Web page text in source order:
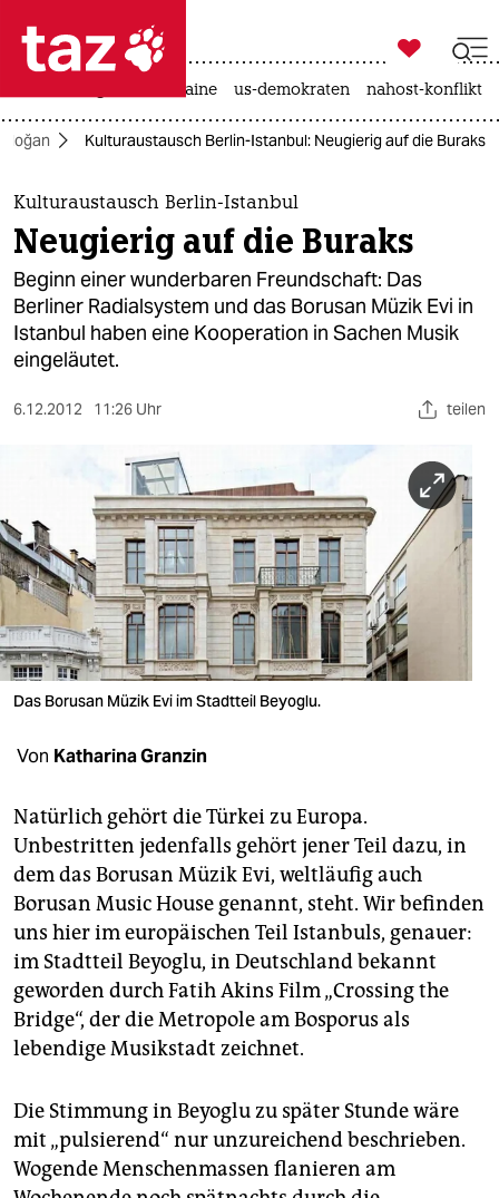
 taz zahl ich
taz zahl ich
themen
politik
öko
gesellschaft
kultur
nord
wahrheit
verlag
verlag
fragen & hilfe
unterstützen
abo
genossenschaft
epaper login

taz zahl ich
krieg in der ukraine us-demokraten nahost-konflikt
Kulturaustausch Berlin-Istanbul: Neugierig auf die Buraks
Kulturaustausch Berlin-Istanbul
Neugierig auf die Buraks
Beginn einer wunderbaren Freundschaft: Das
Berliner Radialsystem und das Borusan Müzik Evi in
Istanbul haben eine Kooperation in Sachen Musik
eingeläutet.
6.12.2012 11:26 Uhr teilen
Das Borusan Müzik Evi im Stadtteil Beyoglu.
Von Katharina Granzin
Natürlich gehört die Türkei zu Europa.
Unbestritten jedenfalls gehört jener Teil dazu, in
dem das Borusan Müzik Evi, weltläufig auch
Borusan Music House genannt, steht. Wir befinden
uns hier im europäischen Teil Istanbuls, genauer:
im Stadtteil Beyoglu, in Deutschland bekannt
geworden durch Fatih Akins Film „Crossing the
Bridge“, der die Metropole am Bosporus als
lebendige Musikstadt zeichnet.
Die Stimmung in Beyoglu zu später Stunde wäre
mit „pulsierend“ nur unzureichend beschrieben.
Wogende Menschenmassen flanieren am